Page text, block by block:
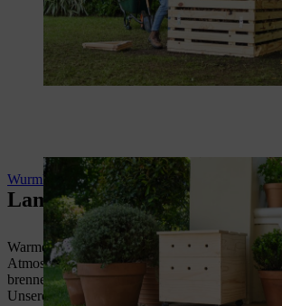
Wurmkiste selber bauen
Lampen und Laternen als
Warmes Licht verleiht Garten und Terrasse
Atmosphäre. Mit einem Schwedenfeuer, also
brennenden Holzstamm, wird die Stimmung
Unsere Holzlaterne und die Lampe aus Holz